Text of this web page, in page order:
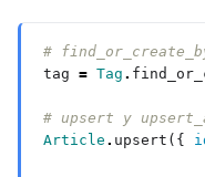
#
tag = Tag .
# upsert y
Article . upsert({